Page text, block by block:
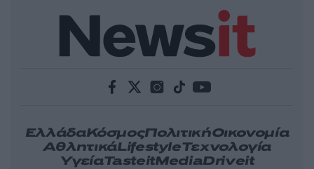
ΕλλάδαΚόσμοςΠολιτικήΟικονομία
ΑθλητικάLifestyleΤεχνολογία
ΥγείαTasteitMediaDriveit